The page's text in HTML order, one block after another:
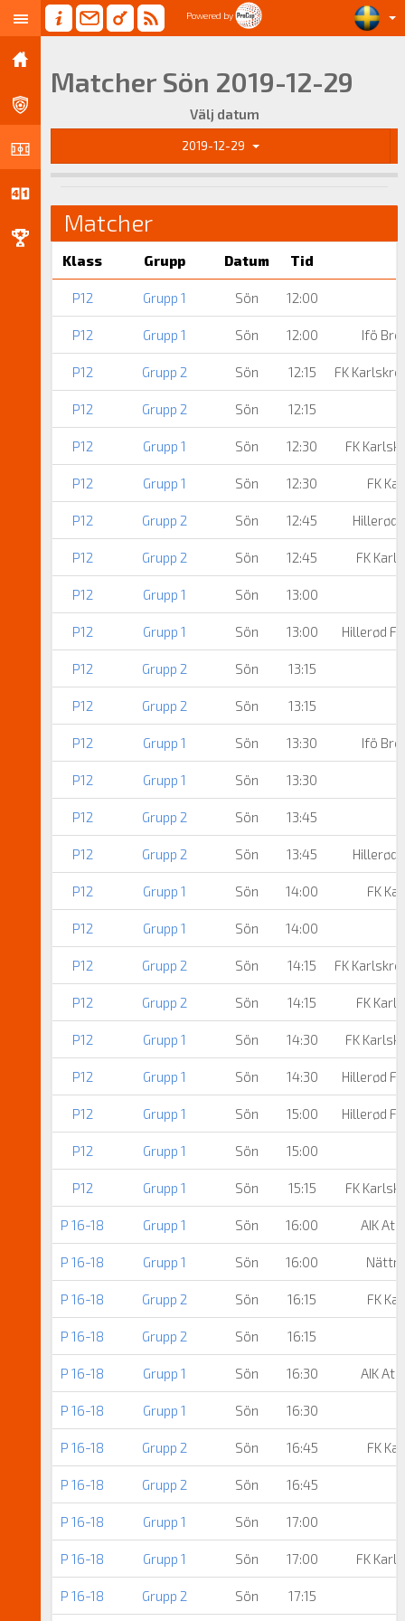
Powered by
Matcher Sön 2019-12-29
Välj datum
2019-12-29
Matcher
Klass Grupp Datum Tid
P12 Grupp 1 Sön 12:00
P12 Grupp 1 Sön 12:00 Ifö
P12 Grupp 2 Sön 12:15 FK
P12 Grupp 2 Sön 12:15
P12 Grupp 1 Sön 12:30 FK
P12 Grupp 1 Sön 12:30 FK
P12 Grupp 2 Sön 12:45 Hillerød
P12 Grupp 2 Sön 12:45 FK
P12 Grupp 1 Sön 13:00
P12 Grupp 1 Sön 13:00 Hillerød
P12 Grupp 2 Sön 13:15
P12 Grupp 2 Sön 13:15
P12 Grupp 1 Sön 13:30 Ifö
P12 Grupp 1 Sön 13:30
P12 Grupp 2 Sön 13:45
P12 Grupp 2 Sön 13:45 Hillerød
P12 Grupp 1 Sön 14:00 FK
P12 Grupp 1 Sön 14:00
P12 Grupp 2 Sön 14:15 FK
P12 Grupp 2 Sön 14:15 FK
P12 Grupp 1 Sön 14:30 FK
P12 Grupp 1 Sön 14:30 Hillerød
P12 Grupp 1 Sön 15:00 Hillerød
P12 Grupp 1 Sön 15:00
P12 Grupp 1 Sön 15:15 FK
P 16-18 Grupp 1 Sön 16:00 AIK
P 16-18 Grupp 1 Sön 16:00
P 16-18 Grupp 2 Sön 16:15 FK
P 16-18 Grupp 2 Sön 16:15
P 16-18 Grupp 1 Sön 16:30 AIK
P 16-18 Grupp 1 Sön 16:30
P 16-18 Grupp 2 Sön 16:45 FK
P 16-18 Grupp 2 Sön 16:45
P 16-18 Grupp 1 Sön 17:00
P 16-18 Grupp 1 Sön 17:00 FK
P 16-18 Grupp 2 Sön 17:15